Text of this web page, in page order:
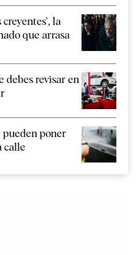
la
que arrasa
debes revisar en
pueden poner
calle